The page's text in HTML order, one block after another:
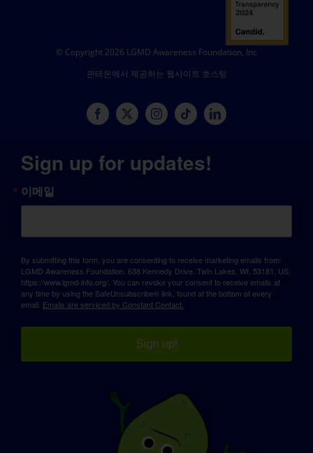
© Copyright 2026 LGMD Awareness Foundation, Inc
판테온에서 제공하는 웹사이트 호스팅
Sign up for updates!
이메일
By submitting this form, you are consenting to receive marketing emails from:
LGMD Awareness Foundation, 638 Kennedy Drive, Twin Lakes, WI, 53181, US,
https://www.lgmd-info.org/. You can revoke your consent to receive emails at
any time by using the SafeUnsubscribe® link, found at the bottom of every
email. Emails are serviced by Constant Contact.
Sign up!